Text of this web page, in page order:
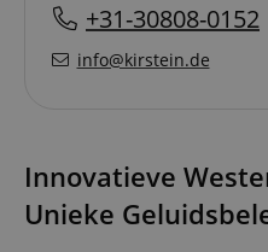
+31-30808-0152
info@kirstein.de
Innovatieve
Unieke